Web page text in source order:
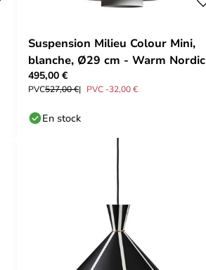
Suspension Milieu Colour Mini,
blanche, Ø29 cm - Warm Nordic
495,00 €
PVC527,00 € PVC -32,00 €
En stock